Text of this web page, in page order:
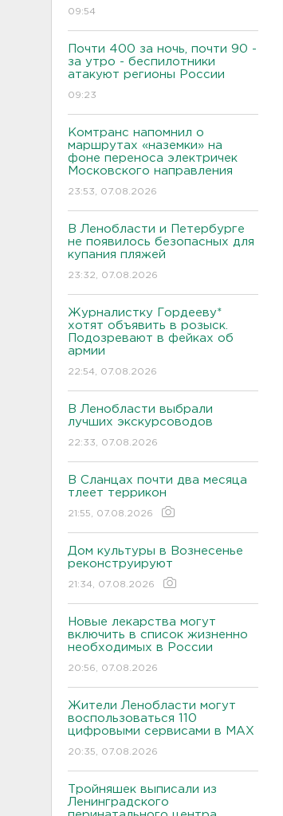
09:54
Почти 400 за ночь, почти 90 -
за утро - беспилотники
атакуют регионы России
09:23
Комтранс напомнил о
маршрутах «наземки» на
фоне переноса электричек
Московского направления
23:53, 07.08.2026
В Ленобласти и Петербурге
не появилось безопасных для
купания пляжей
23:32, 07.08.2026
Журналистку Гордееву*
хотят объявить в розыск.
Подозревают в фейках об
армии
22:54, 07.08.2026
В Ленобласти выбрали
лучших экскурсоводов
22:33, 07.08.2026
В Сланцах почти два месяца
тлеет террикон
21:55, 07.08.2026
Дом культуры в Вознесенье
реконструируют
21:34, 07.08.2026
Новые лекарства могут
включить в список жизненно
необходимых в России
20:56, 07.08.2026
Жители Ленобласти могут
воспользоваться 110
цифровыми сервисами в МАХ
20:35, 07.08.2026
Тройняшек выписали из
Ленинградского